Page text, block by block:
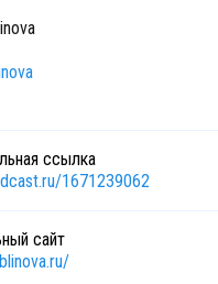
ссылка
1671239062
сайт